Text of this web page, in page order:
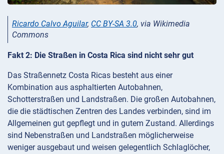
Ricardo Calvo Aguilar, CC BY-SA 3.0, via Wikimedia
Commons
Fakt 2: Die Straßen in Costa Rica sind nicht sehr gut
Das Straßennetz Costa Ricas besteht aus einer
Kombination aus asphaltierten Autobahnen,
Schotterstraßen und Landstraßen. Die großen Autobahnen,
die die städtischen Zentren des Landes verbinden, sind im
Allgemeinen gut gepflegt und in gutem Zustand. Allerdings
sind Nebenstraßen und Landstraßen möglicherweise
weniger ausgebaut und weisen gelegentlich Schlaglöcher,